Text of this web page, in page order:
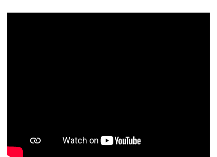
الدراسات العليا